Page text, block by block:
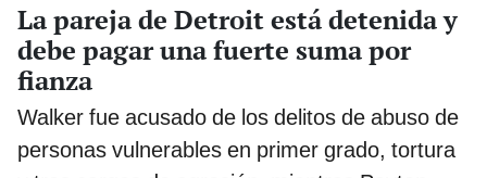
La pareja de Detroit está detenida y
debe pagar una fuerte suma por
fianza
Walker fue acusado de los delitos de abuso de
personas vulnerables en primer grado, tortura